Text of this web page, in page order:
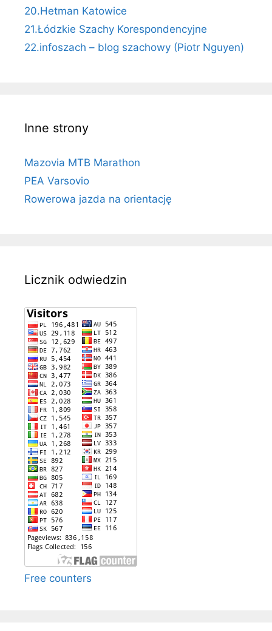
20.Hetman Katowice
21.Łódzkie Szachy Korespondencyjne
22.infoszach – blog szachowy (Piotr Nguyen)
Inne strony
Mazovia MTB Marathon
PEA Varsovio
Rowerowa jazda na orientację
Licznik odwiedzin
Free counters